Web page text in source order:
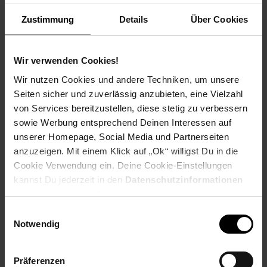
Zustimmung Details Über Cookies
Wir verwenden Cookies!
Wir nutzen Cookies und andere Techniken, um unsere
Seiten sicher und zuverlässig anzubieten, eine Vielzahl
von Services bereitzustellen, diese stetig zu verbessern
sowie Werbung entsprechend Deinen Interessen auf
unserer Homepage, Social Media und Partnerseiten
anzuzeigen. Mit einem Klick auf „Ok“ willigst Du in die
Cookie Verwendung ein. Deine Cookie-Einstellungen
kannst Du jederzeit in den Datenschutzinformationen
ändern bzw. widerrufen.
Notwendig
Präferenzen
Weitere Informationen
Beginn: August/September
Ausbildungsbeginn
Schulabschluss: gute mittlere Reife oder
Fachhochschulreife, Allgemeine
Hochschulreife
Bewerben per Formular